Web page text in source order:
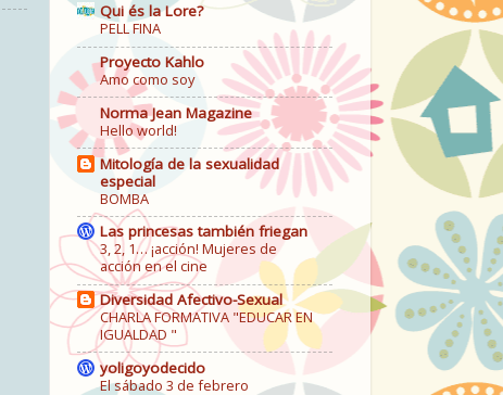
Qui és la Lore?
PELL FINA
Proyecto Kahlo
Amo como soy
Norma Jean Magazine
Hello world!
Mitología de la sexualidad
especial
BOMBA
Las princesas también friegan
3, 2, 1… ¡acción! Mujeres de
acción en el cine
Diversidad Afectivo-Sexual
CHARLA FORMATIVA "EDUCAR EN
IGUALDAD "
yoligoyodecido
El sábado 3 de febrero